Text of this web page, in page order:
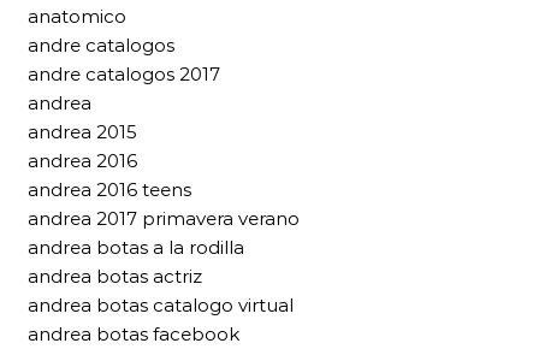
anatomico
andre catalogos
andre catalogos 2017
andrea
andrea 2015
andrea 2016
andrea 2016 teens
andrea 2017 primavera verano
andrea botas a la rodilla
andrea botas actriz
andrea botas catalogo virtual
andrea botas facebook